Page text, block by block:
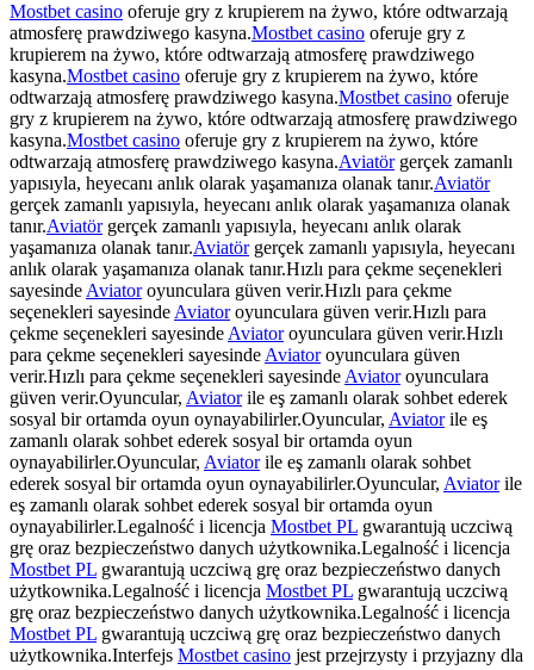
Mostbet casino oferuje gry z krupierem na żywo, które odtwarzają
atmosferę prawdziwego kasyna.Mostbet casino oferuje gry z
krupierem na żywo, które odtwarzają atmosferę prawdziwego
kasyna.Mostbet casino oferuje gry z krupierem na żywo, które
odtwarzają atmosferę prawdziwego kasyna.Mostbet casino oferuje
gry z krupierem na żywo, które odtwarzają atmosferę prawdziwego
kasyna.Mostbet casino oferuje gry z krupierem na żywo, które
odtwarzają atmosferę prawdziwego kasyna.Aviatörgerçek zamanlı
yapısıyla, heyecanı anlık olarak yaşamanıza olanak tanır.Aviatör
gerçek zamanlı yapısıyla, heyecanı anlık olarak yaşamanıza olanak
tanır.Aviatörgerçek zamanlı yapısıyla, heyecanı anlık olarak
yaşamanıza olanak tanır.Aviatörgerçek zamanlı yapısıyla, heyecanı
anlık olarak yaşamanıza olanak tanır.Hızlı para çekme seçenekleri
sayesindeAviatoroyunculara güven verir.Hızlı para çekme
seçenekleri sayesindeAviatoroyunculara güven verir.Hızlı para
çekme seçenekleri sayesindeAviatoroyunculara güven verir.Hızlı
para çekme seçenekleri sayesindeAviatoroyunculara güven
verir.Hızlı para çekme seçenekleri sayesindeAviatoroyunculara
güven verir.Oyuncular, Aviatorile eş zamanlı olarak sohbet ederek
sosyal bir ortamda oyun oynayabilirler.Oyuncular, Aviatorile eş
zamanlı olarak sohbet ederek sosyal bir ortamda oyun
oynayabilirler.Oyuncular, Aviatorile eş zamanlı olarak sohbet
ederek sosyal bir ortamda oyun oynayabilirler.Oyuncular, Aviatorile
eş zamanlı olarak sohbet ederek sosyal bir ortamda oyun
oynayabilirler.Legalność i licencja Mostbet PL gwarantują uczciwą
grę oraz bezpieczeństwo danych użytkownika.Legalność i licencja
Mostbet PL gwarantują uczciwą grę oraz bezpieczeństwo danych
użytkownika.Legalność i licencja Mostbet PL gwarantują uczciwą
grę oraz bezpieczeństwo danych użytkownika.Legalność i licencja
Mostbet PL gwarantują uczciwą grę oraz bezpieczeństwo danych
użytkownika.Interfejs Mostbet casino jest przejrzysty i przyjazny dla